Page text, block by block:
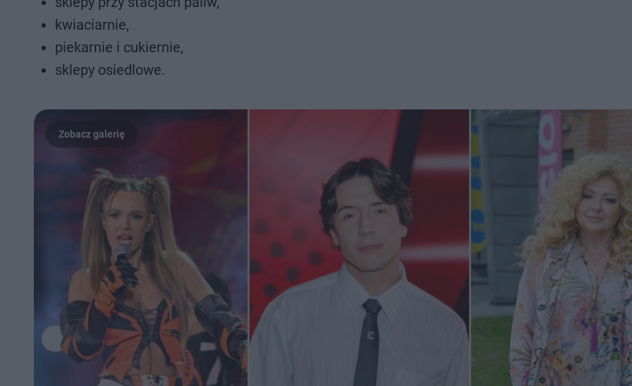
kwiaciarnie,
piekarnie i cukiernie,
sklepy osiedlowe.